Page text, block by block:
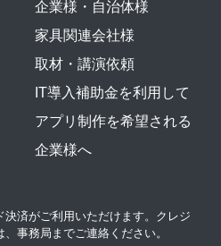
企業様・自治体様
家具関連会社様
取材・講演依頼
IT導入補助金を利用して
アプリ制作を希望される
企業様へ
済がご利用いただけます。クレジ
事務局までご連絡ください。